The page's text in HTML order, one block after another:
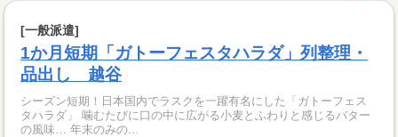
[一般派遣]
1か月短期「ガトーフェスタハラダ」列整理・
品出し 越谷
シーズン短期！日本国内でラスクを一躍有名にした「ガトーフェス
タハラダ」 噛むたびに口の中に広がる小麦とふわりと感じるバター
の風味… 年末のみの...